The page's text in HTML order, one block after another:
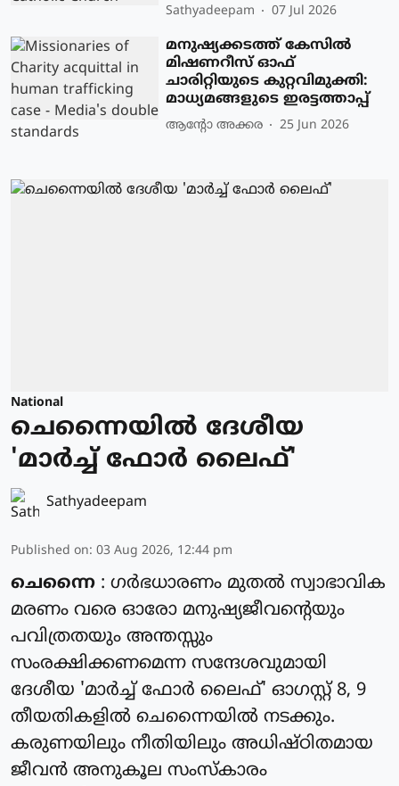
Sathyadeepam 07 Jul 2026
മനുഷ്യക്കടത്ത് കേസിൽ
മിഷണറീസ് ഓഫ്
ചാരിറ്റിയുടെ കുറ്റവിമുക്തി:
മാധ്യമങ്ങളുടെ ഇരട്ടത്താപ്പ്
ആന്റോ അക്കര 25 Jun 2026
National
ചെന്നൈയിൽ ദേശീയ
'മാർച്ച് ഫോർ ലൈഫ്'
Sathyadeepam
Published on: 03 Aug 2026, 12:44 pm
ചെന്നൈ : ഗർഭധാരണം മുതൽ സ്വാഭാവിക
മരണം വരെ ഓരോ മനുഷ്യജീവന്റെയും
പവിത്രതയും അന്തസ്സും
സംരക്ഷിക്കണമെന്ന സന്ദേശവുമായി
ദേശീയ 'മാർച്ച് ഫോർ ലൈഫ്' ഓഗസ്റ്റ് 8, 9
തീയതികളിൽ ചെന്നൈയിൽ നടക്കും.
കരുണയിലും നീതിയിലും അധിഷ്ഠിതമായ
ജീവൻ അനുകൂല സംസ്കാരം